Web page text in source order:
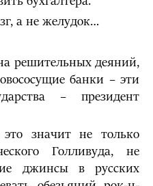
а не желудок…
решительных деяний,
банки – эти
– президент
значит не только
Голливуда, не
джинсы в русских